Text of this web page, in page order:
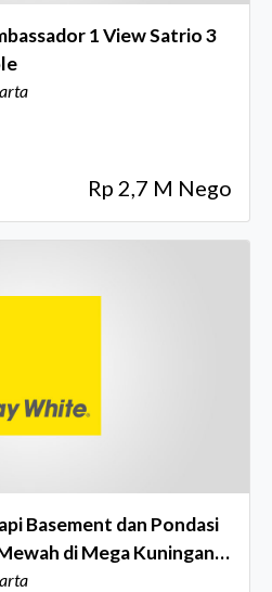
1 View Satrio 3
Rp 2,7 M Nego
Basement dan Pondasi
di Mega Kuningan,